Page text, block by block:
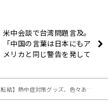
米中会談で台湾問題言及。
「中国の言葉は日本にもア
メリカと同じ警告を発して
結】熱中症対策グッズ、色々あります